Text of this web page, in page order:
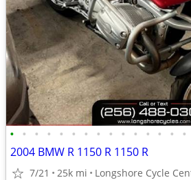
• • • • • • • • • • • • • • •
2004 BMW R 1150 R 1150 R
7/21 25k mi Longshore Cycle